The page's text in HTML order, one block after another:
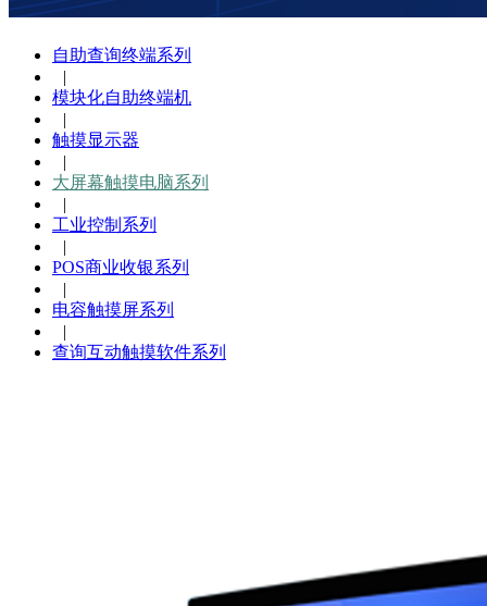
自助查询终端系列
|
模块化自助终端机
|
触摸显示器
|
大屏幕触摸电脑系列
|
工业控制系列
|
POS商业收银系列
|
电容触摸屏系列
|
查询互动触摸软件系列